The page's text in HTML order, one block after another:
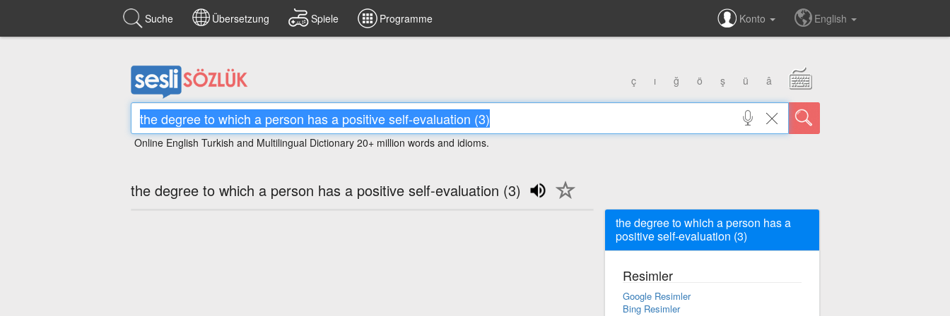
Suche Übersetzung Spiele Programme Konto English
ç ı ğ ö ş ü â
Online English Turkish and Multilingual Dictionary 20+ million words and idioms.
the degree to which a person has a positive self-evaluation (3)
the degree to which a person has a
positive self-evaluation (3)
Resimler
Google Resimler
Bing Resimler